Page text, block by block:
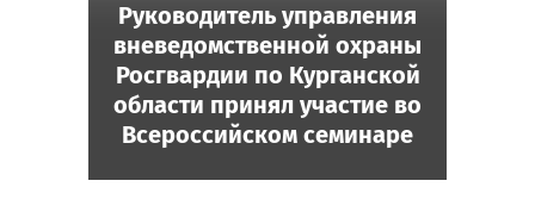
Руководитель управления
вневедомственной охраны
Росгвардии по Курганской
области принял участие во
Всероссийском семинаре